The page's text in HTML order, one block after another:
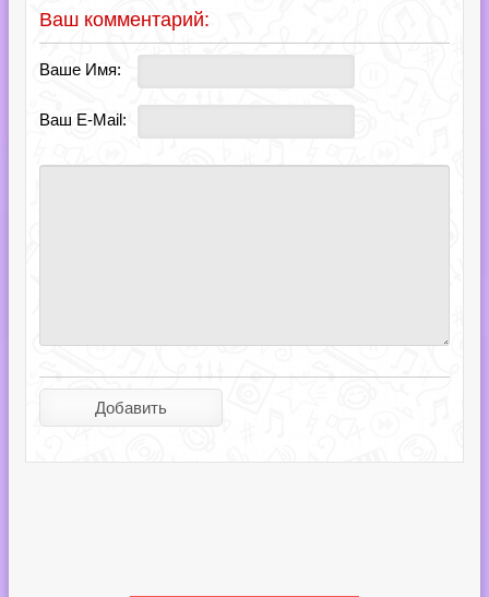
Ваш комментарий:
Ваше Имя:
Ваш E-Mail: